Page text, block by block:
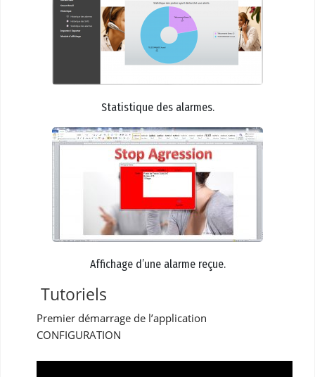
Statistique des alarmes.
Affichage d’une alarme reçue.
Tutoriels
Premier démarrage de l’application
CONFIGURATION